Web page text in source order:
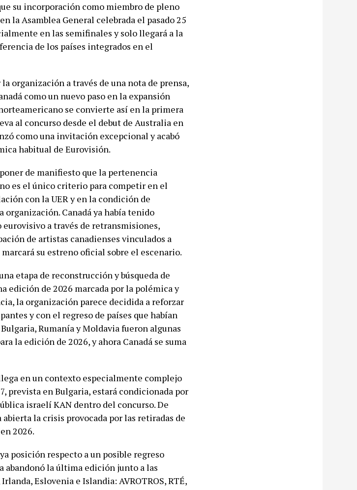
su incorporación como miembro de pleno
la Asamblea General celebrada el pasado 25
en las semifinales y solo llegará a la
de los países integrados en el
organización a través de una nota de prensa,
como un nuevo paso en la expansión
se convierte así en la primera
al concurso desde el debut de Australia en
como una invitación excepcional y acabó
habitual de Eurovisión.
de manifiesto que la pertenencia
es el único criterio para competir en el
con la UER y en la condición de
Canadá ya había tenido
a través de retransmisiones,
de artistas canadienses vinculados a
su estreno oficial sobre el escenario.
etapa de reconstrucción y búsqueda de
edición de 2026 marcada por la polémica y
la organización parece decidida a reforzar
y con el regreso de países que habían
Rumanía y Moldavia fueron algunas
la edición de 2026, y ahora Canadá se suma
en un contexto especialmente complejo
prevista en Bulgaria, estará condicionada por
israelí KAN dentro del concurso. De
la crisis provocada por las retiradas de
2026.
posición respecto a un posible regreso
abandonó la última edición junto a las
Eslovenia e Islandia: AVROTROS, RTÉ,